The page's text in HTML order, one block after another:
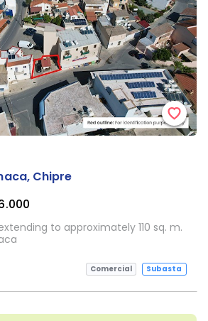
Chipre
to approximately 110 sq. m.
Comercial Subasta